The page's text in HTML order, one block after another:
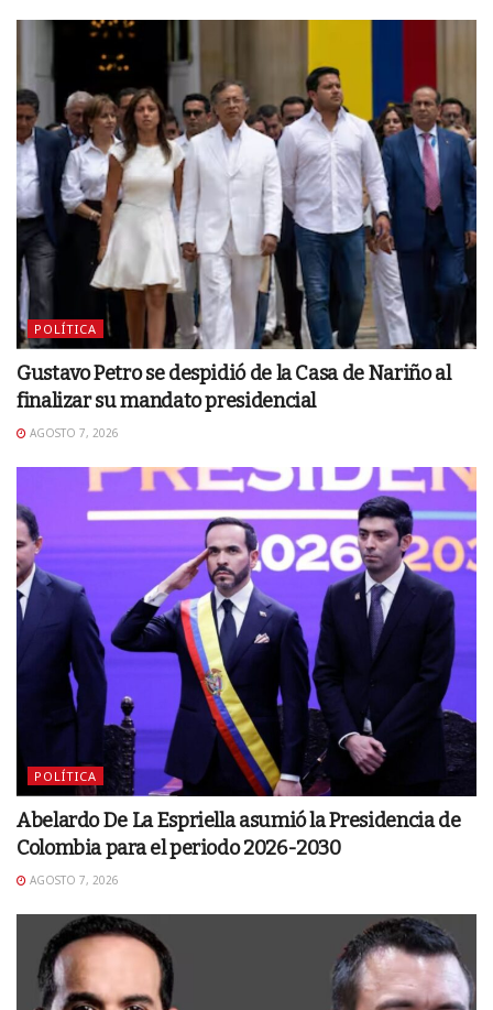
POLÍTICA
Gustavo Petro se despidió de la Casa de Nariño al
finalizar su mandato presidencial
AGOSTO 7, 2026
POLÍTICA
Abelardo De La Espriella asumió la Presidencia de
Colombia para el periodo 2026-2030
AGOSTO 7, 2026